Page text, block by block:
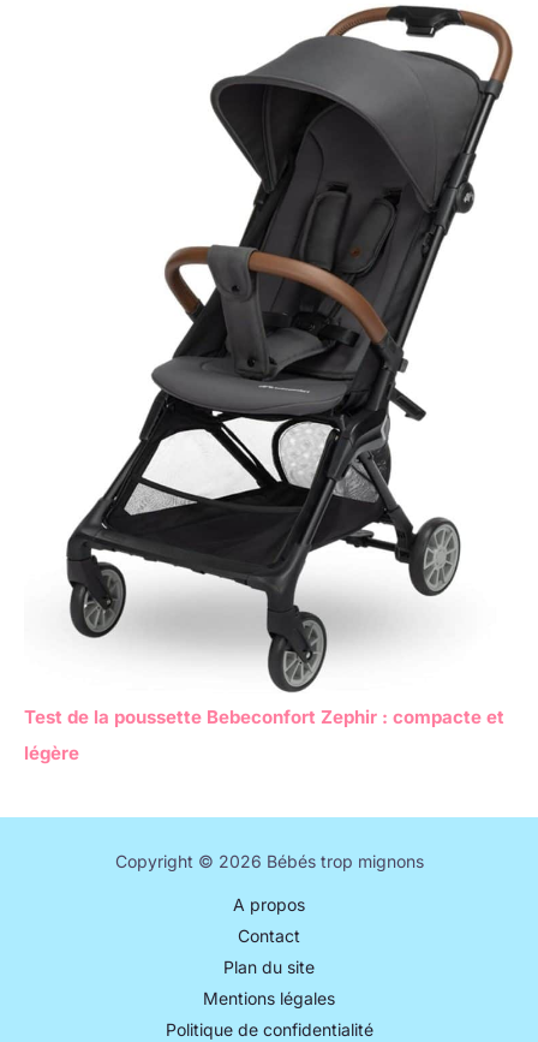
Test de la poussette Bebeconfort Zephir : compacte et
légère
Copyright © 2026 Bébés trop mignons
A propos
Contact
Plan du site
Mentions légales
Politique de confidentialité